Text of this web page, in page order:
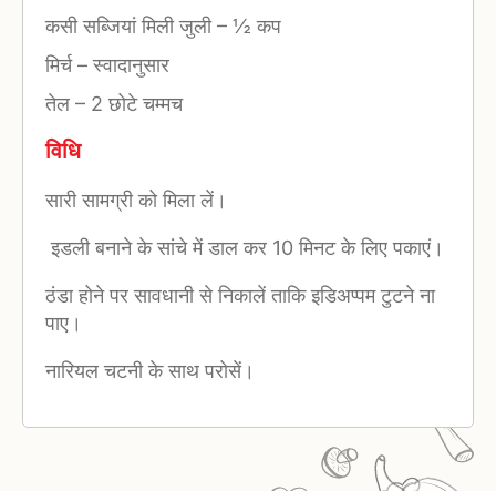
कसी सब्जियां मिली जुली– ½ कप
मिर्च–स्वादानुसार
तेल – 2 छोटे चम्मच
विधि
सारी सामग्री को मिला लें।
इडली बनाने के सांचे में डाल कर 10 मिनट के लिए पकाएं।
ठंडा होने पर सावधानी से निकालें ताकि इडिअप्पम टुटने ना
पाए।
नारियल चटनी के साथ परोसें।